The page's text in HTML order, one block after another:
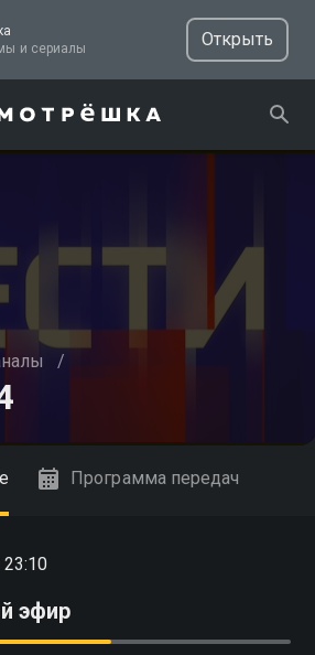
ТВ, фильмы и сериалы
Открыть
/
Программа передач
эфир